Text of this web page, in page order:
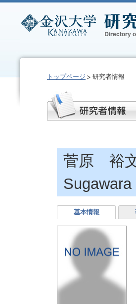
トップページ 研究者情報
菅原 裕
基本情報